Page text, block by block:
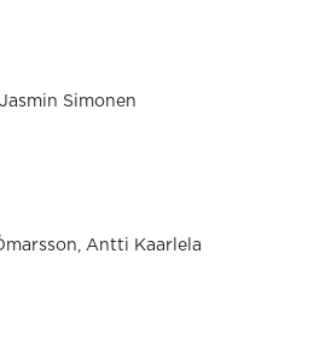
Simonen
Antti Kaarlela